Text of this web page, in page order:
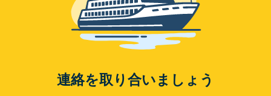
連絡を取り合いましょう